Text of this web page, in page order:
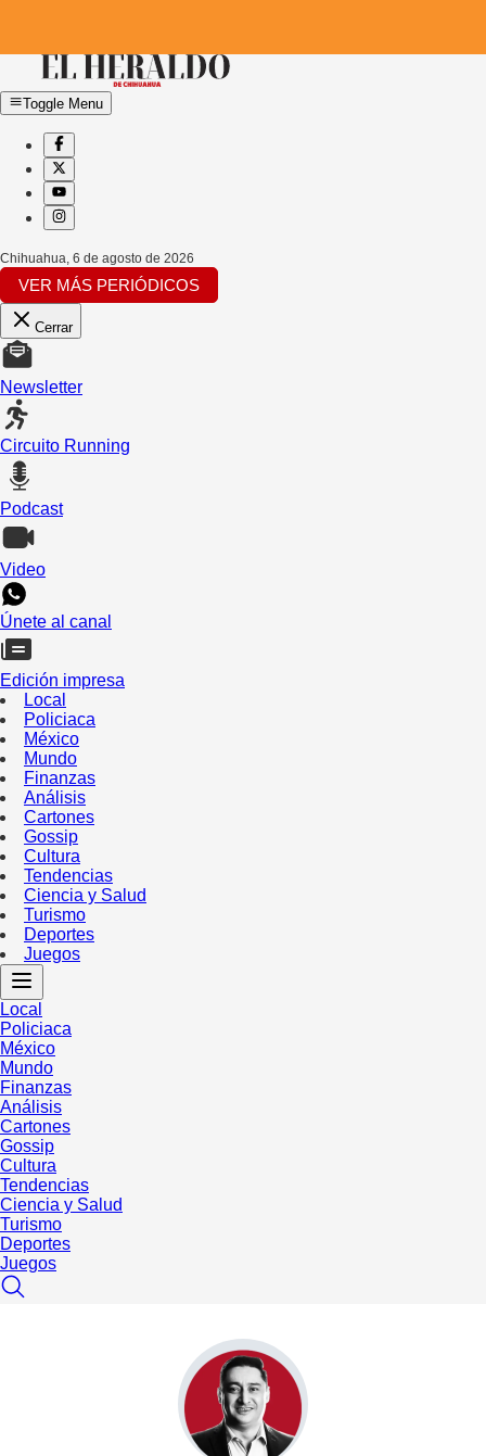
Toggle Menu
Chihuahua 6 de agosto de 2026
VER MÁS PERIÓDICOS
Cerrar
Newsletter
Circuito Running
Podcast
Video
Únete al canal
Edición impresa
Local
Policiaca
México
Mundo
Finanzas
Análisis
Cartones
Gossip
Cultura
Tendencias
Ciencia y Salud
Turismo
Deportes
Juegos
Local
Policiaca
México
Mundo
Finanzas
Análisis
Cartones
Gossip
Cultura
Tendencias
Ciencia y Salud
Turismo
Deportes
Juegos